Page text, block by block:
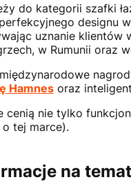
do kategorii szafki
designu
uznanie klientów
w Rumunii oraz
Hamnesoraz
cenią nie tylko
tej marce).
na